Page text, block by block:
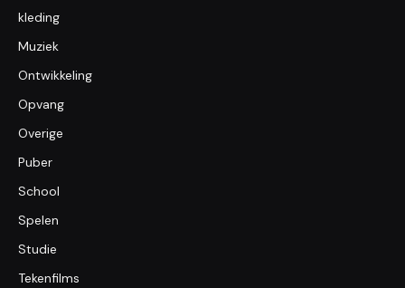
kleding
Muziek
Ontwikkeling
Opvang
Overige
Puber
School
Spelen
Studie
Tekenfilms